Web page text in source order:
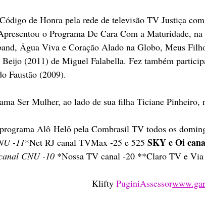
de Honra pela rede de televisão TV Justiça
o Programa De Cara Com a Maturidade,
Água Viva e Coração Alado na Globo, Meus
(2011) de Miguel Falabella. Fez também
Faustão (2009).
Ser Mulher, ao lado de sua filha Ticiane Pinheiro,
Alô Helô pela Combrasil TV todos os
-11*Net RJ canal TVMax -25 e 525 SKY e Oi
CNU -10 *Nossa TV canal -20 **Claro TV e Via
Klifty PuginiAssessor